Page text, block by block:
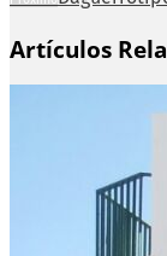
Artículos